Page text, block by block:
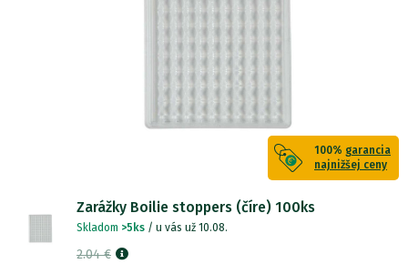
100% garancia
najnižšej ceny
Zarážky Boilie stoppers (číre) 100ks
Skladom >5ks / u vás už 10.08.
2.04 €